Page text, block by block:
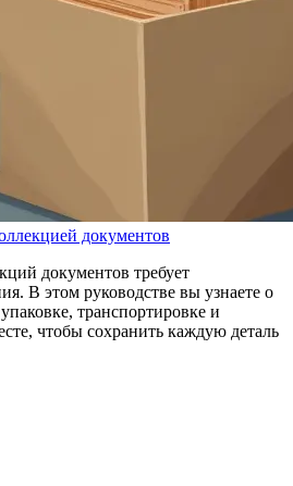
документов
документов требует
В этом руководстве вы узнаете о
транспортировке и
чтобы сохранить каждую деталь